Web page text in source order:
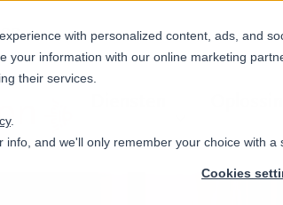
with personalized content, ads, and
your information with our online marketing
their services.
.
and we'll only remember your choice with a
Cookies